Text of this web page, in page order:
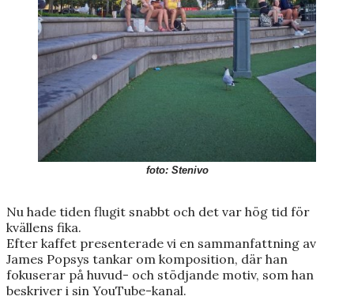
foto: Stenivo
Nu hade tiden flugit snabbt och det var hög tid för
kvällens fika.
Efter kaffet presenterade vi en sammanfattning av
James Popsys tankar om komposition, där han
fokuserar på huvud- och stödjande motiv, som han
beskriver i sin YouTube-kanal.